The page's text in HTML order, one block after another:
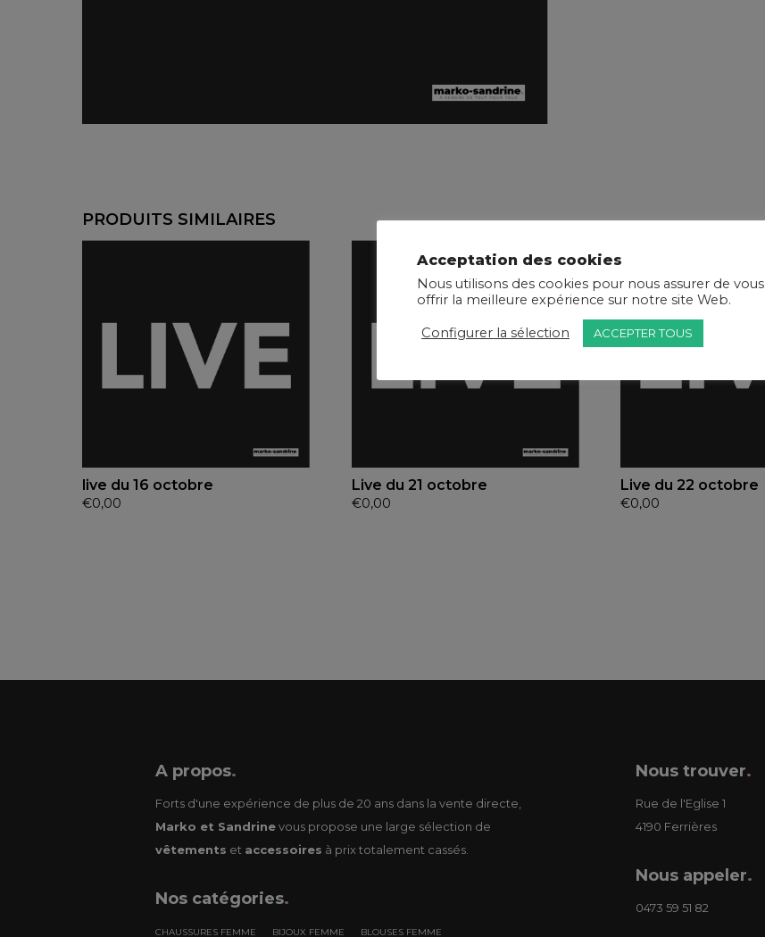
PRODUITS SIMILAIRES
live du 16 octobre
€0,00
Live du 21 octobre
€0,00
Live du 22 octobre
€0,00
A propos.
Forts d'une expérience de plus de 20 ans dans la vente directe,
Marko et Sandrinevous propose une large sélection de
vêtements et accessoires à prix totalement cassés.
Nos catégories.
CHAUSSURES FEMME BIJOUX FEMME BLOUSES FEMME
Nous trouver.
Rue de l'Eglise 1
4190 Ferrières
Nous appeler.
0473 59 51 82
Acceptation des cookies
Nous utilisons des cookies pour nous assurer de vous
offrir la meilleure expérience sur notre site Web.
Configurer la sélection ACCEPTER TOUS